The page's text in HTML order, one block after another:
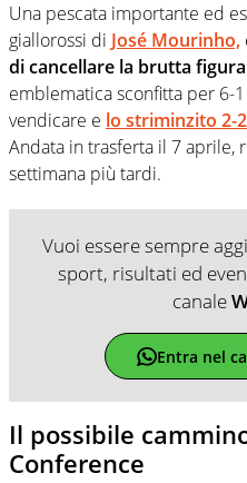
Una pescata importante ed
giallorossi di José Mourinho,
di cancellare la brutta
emblematica sconfitta per 6-
vendicare e lo striminzito 2-
Andata in trasferta il 7 aprile,
settimana più tardi.
Vuoi essere sempre
sport, risultati ed
canale
Entra nel
Il possibile
Conference